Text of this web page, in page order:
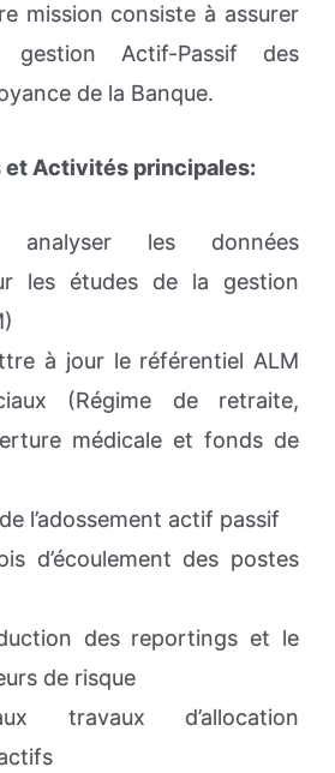
mission consiste à assurer
gestion Actif-Passif des
de la Banque.
et Activités principales:
analyser les données
les études de la gestion
à jour le référentiel ALM
(Régime de retraite,
médicale et fonds de
l’adossement actif passif
d’écoulement des postes
des reportings et le
de risque
travaux d’allocation